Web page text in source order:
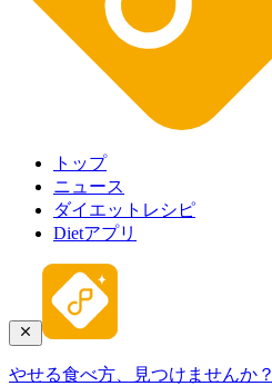
トップ
ニュース
ダイエットレシピ
Dietアプリ
やせる食べ方、見つけませんか？